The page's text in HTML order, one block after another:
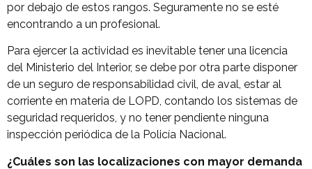
por debajo de estos rangos. Seguramente no se esté
encontrando a un profesional.
Para ejercer la actividad es inevitable tener una licencia
del Ministerio del Interior, se debe por otra parte disponer
de un seguro de responsabilidad civil, de aval, estar al
corriente en materia de LOPD, contando los sistemas de
seguridad requeridos, y no tener pendiente ninguna
inspección periódica de la Policía Nacional.
¿Cuáles son las localizaciones con mayor demanda